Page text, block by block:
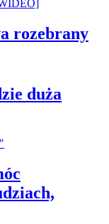
rozebrany
duża